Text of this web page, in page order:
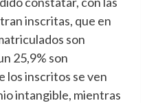
inscritas, que en
son
25,9% son
los inscritos se ven
intangible, mientras